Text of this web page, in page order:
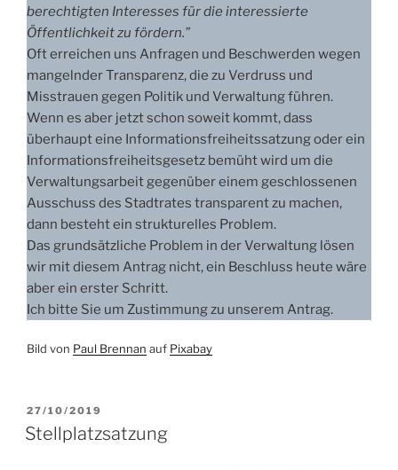
berechtigten Interesses für die interessierte
Öffentlichkeit zu fördern.”
Oft erreichen uns Anfragen und Beschwerden wegen
mangelnder Transparenz, die zu Verdruss und
Misstrauen gegen Politik und Verwaltung führen.
Wenn es aber jetzt schon soweit kommt, dass
überhaupt eine Informationsfreiheitssatzung oder ein
Informationsfreiheitsgesetz bemüht wird um die
Verwaltungsarbeit gegenüber einem geschlossenen
Ausschuss des Stadtrates transparent zu machen,
dann besteht ein strukturelles Problem.
Das grundsätzliche Problem in der Verwaltung lösen
wir mit diesem Antrag nicht, ein Beschluss heute wäre
aber ein erster Schritt.
Ich bitte Sie um Zustimmung zu unserem Antrag.
Bild von Paul Brennan auf Pixabay
VERÖFFENTLICHT
AM
27/10/2019
Stellplatzsatzung